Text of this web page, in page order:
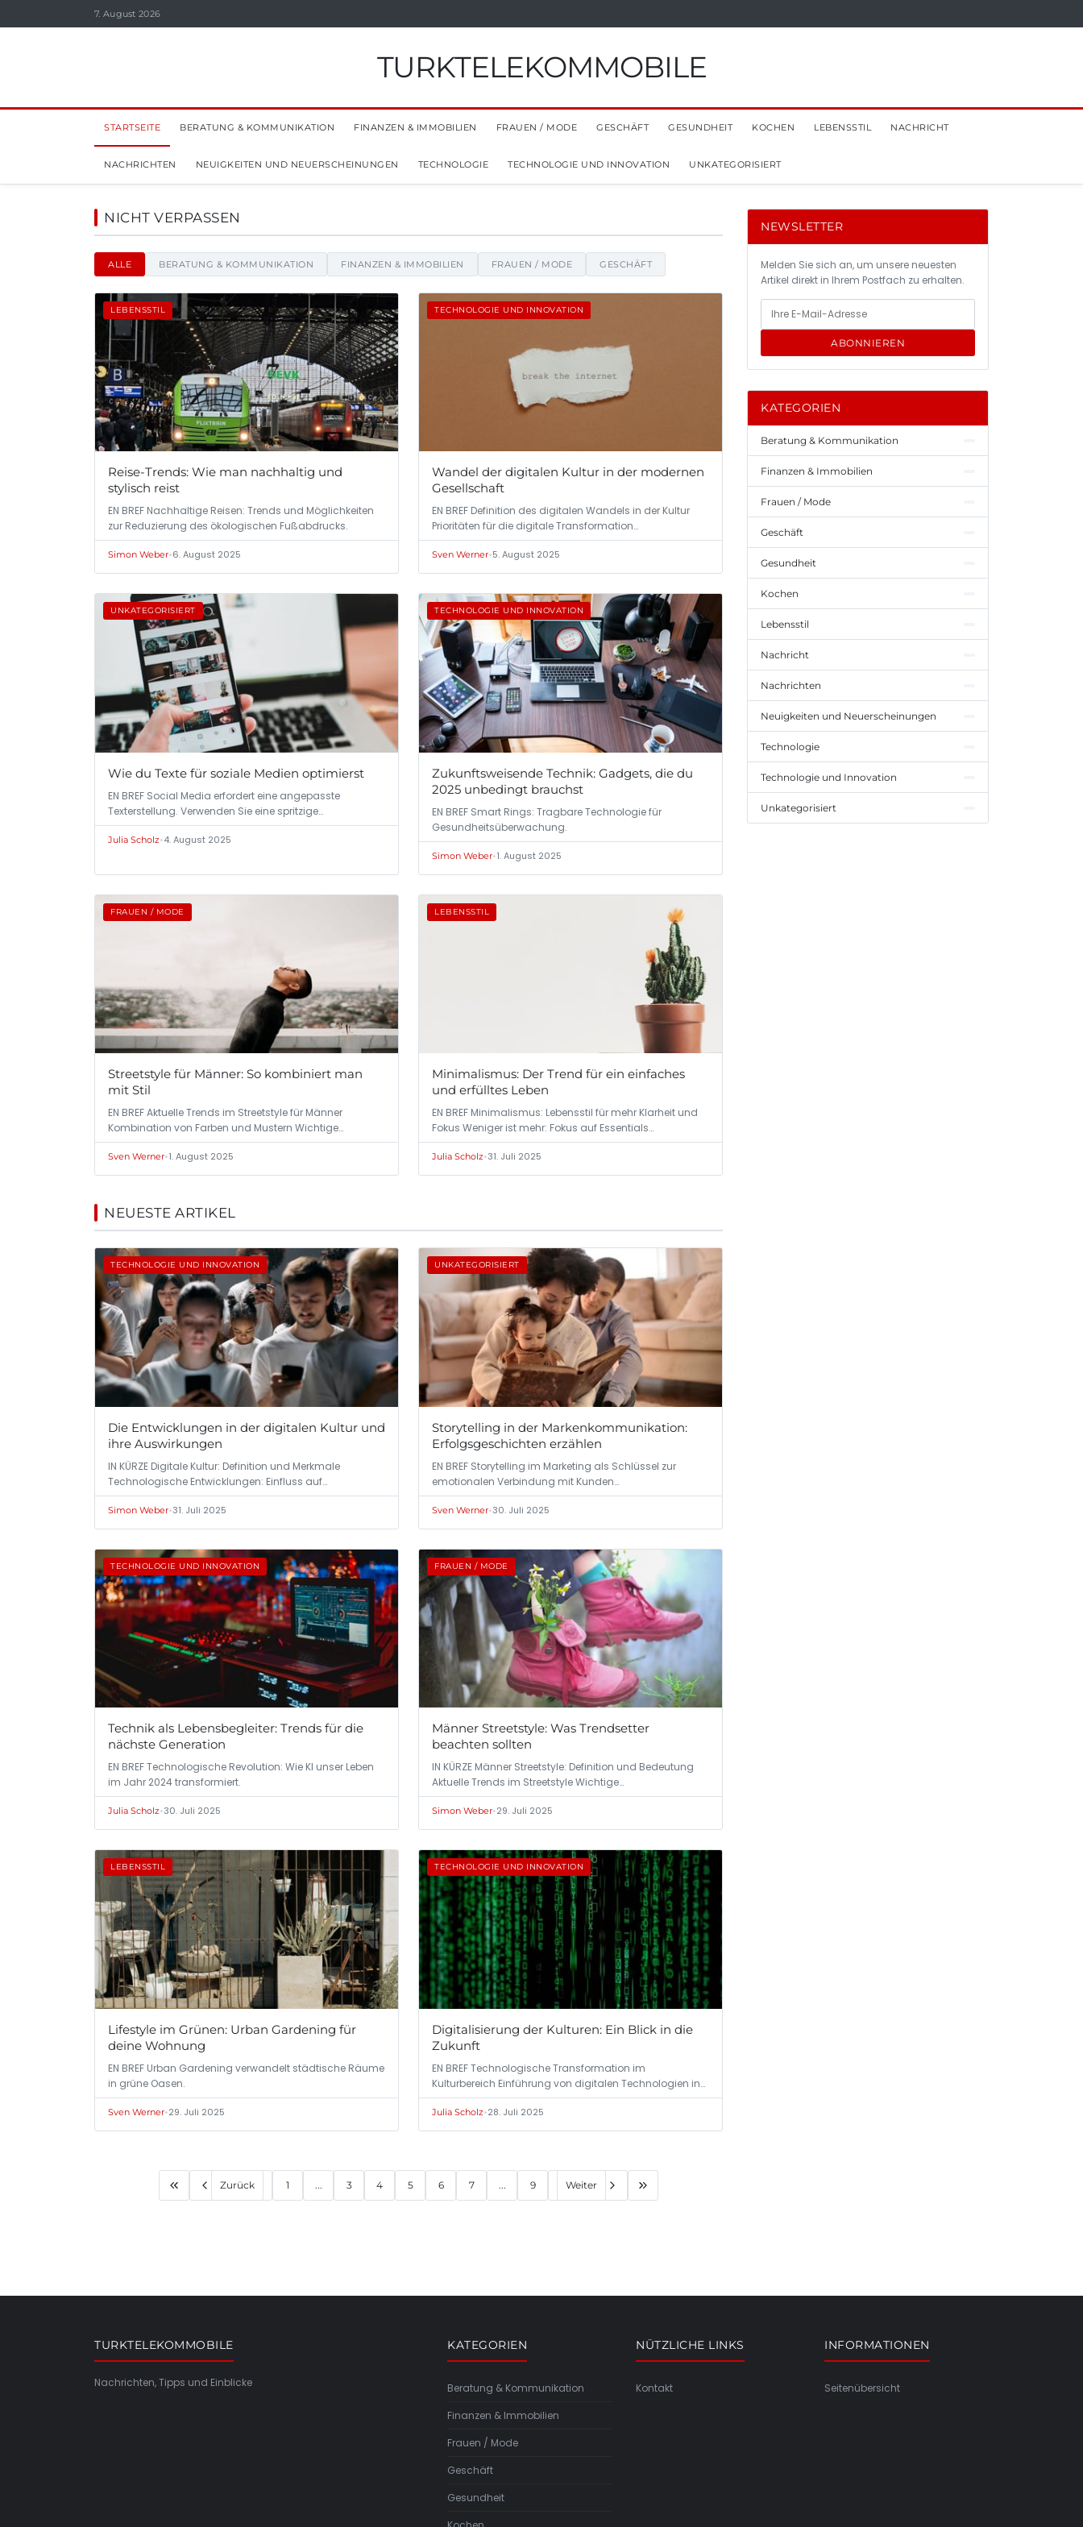
7. August 2026
TURKTELEKOMMOBILE
STARTSEITE BERATUNG & KOMMUNIKATION FINANZEN & IMMOBILIEN FRAUEN / MODE GESCHÄFT GESUNDHEIT KOCHEN LEBENSSTIL NACHRICHT
NACHRICHTEN NEUIGKEITEN UND NEUERSCHEINUNGEN TECHNOLOGIE TECHNOLOGIE UND INNOVATION UNKATEGORISIERT
Turktelekommobile - Nachrichten, Tipps und Einblicke
NICHT VERPASSEN
ALLE BERATUNG & KOMMUNIKATION FINANZEN & IMMOBILIEN FRAUEN / MODE GESCHÄFT
LEBENSSTIL
Reise-Trends: Wie man nachhaltig und
stylisch reist
EN BREF Nachhaltige Reisen: Trends und Möglichkeiten
zur Reduzierung des ökologischen Fußabdrucks.
Simon Weber•6. August 2025
TECHNOLOGIE UND INNOVATION
Wandel der digitalen Kultur in der modernen
Gesellschaft
EN BREF Definition des digitalen Wandels in der Kultur
Prioritäten für die digitale Transformation…
Sven Werner•5. August 2025
UNKATEGORISIERT
Wie du Texte für soziale Medien optimierst
EN BREF Social Media erfordert eine angepasste
Texterstellung. Verwenden Sie eine spritzige…
Julia Scholz•4. August 2025
TECHNOLOGIE UND INNOVATION
Zukunftsweisende Technik: Gadgets, die du
2025 unbedingt brauchst
EN BREF Smart Rings: Tragbare Technologie für
Gesundheitsüberwachung.
Simon Weber•1. August 2025
FRAUEN / MODE
Streetstyle für Männer: So kombiniert man
mit Stil
EN BREF Aktuelle Trends im Streetstyle für Männer
Kombination von Farben und Mustern Wichtige…
Sven Werner•1. August 2025
LEBENSSTIL
Minimalismus: Der Trend für ein einfaches
und erfülltes Leben
EN BREF Minimalismus: Lebensstil für mehr Klarheit und
Fokus Weniger ist mehr: Fokus auf Essentials…
Julia Scholz•31. Juli 2025
NEUESTE ARTIKEL
TECHNOLOGIE UND INNOVATION
Die Entwicklungen in der digitalen Kultur und
ihre Auswirkungen
IN KÜRZE Digitale Kultur: Definition und Merkmale
Technologische Entwicklungen: Einfluss auf…
Simon Weber•31. Juli 2025
UNKATEGORISIERT
Storytelling in der Markenkommunikation:
Erfolgsgeschichten erzählen
EN BREF Storytelling im Marketing als Schlüssel zur
emotionalen Verbindung mit Kunden…
Sven Werner•30. Juli 2025
TECHNOLOGIE UND INNOVATION
Technik als Lebensbegleiter: Trends für die
nächste Generation
EN BREF Technologische Revolution: Wie KI unser Leben
im Jahr 2024 transformiert.
Julia Scholz•30. Juli 2025
FRAUEN / MODE
Männer Streetstyle: Was Trendsetter
beachten sollten
IN KÜRZE Männer Streetstyle: Definition und Bedeutung
Aktuelle Trends im Streetstyle Wichtige…
Simon Weber•29. Juli 2025
LEBENSSTIL
Lifestyle im Grünen: Urban Gardening für
deine Wohnung
EN BREF Urban Gardening verwandelt städtische Räume
in grüne Oasen.
Sven Werner•29. Juli 2025
TECHNOLOGIE UND INNOVATION
Digitalisierung der Kulturen: Ein Blick in die
Zukunft
EN BREF Technologische Transformation im
Kulturbereich Einführung von digitalen Technologien in…
Julia Scholz•28. Juli 2025
Zurück 1 ... 3 4 5 6 7 ... 9 Weiter
NEWSLETTER
Melden Sie sich an, um unsere neuesten
Artikel direkt in Ihrem Postfach zu erhalten.
ABONNIEREN
KATEGORIEN
Beratung & Kommunikation
Finanzen & Immobilien
Frauen / Mode
Geschäft
Gesundheit
Kochen
Lebensstil
Nachricht
Nachrichten
Neuigkeiten und Neuerscheinungen
Technologie
Technologie und Innovation
Unkategorisiert
TURKTELEKOMMOBILE
Nachrichten, Tipps und Einblicke
KATEGORIEN
Beratung & Kommunikation
Finanzen & Immobilien
Frauen / Mode
Geschäft
Gesundheit
NÜTZLICHE LINKS
Kontakt
INFORMATIONEN
Seitenübersicht